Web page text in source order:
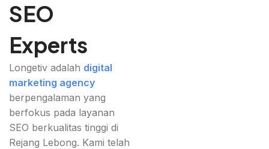
SEO
Experts
Longetiv adalah digital
marketing agency
berpengalaman yang
berfokus pada layanan
SEO berkualitas tinggi di
Rejang Lebong. Kami telah